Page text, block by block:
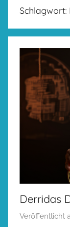
Schlagwort:
Derridas
Veröffentlicht